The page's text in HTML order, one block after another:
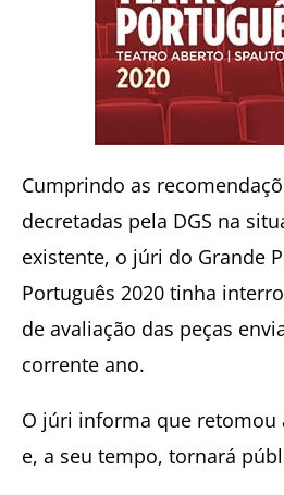
Cumprindo as
decretadas pela DGS na
existente, o júri do Grande
Português 2020 tinha
de avaliação das peças
corrente ano.
O júri informa que retomou
e, a seu tempo, tornará